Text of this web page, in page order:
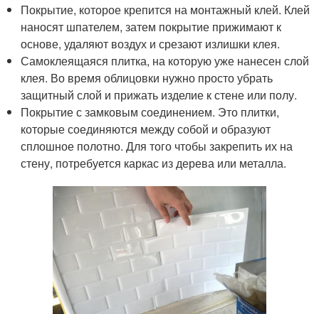
Покрытие, которое крепится на монтажный клей. Клей
наносят шпателем, затем покрытие прижимают к
основе, удаляют воздух и срезают излишки клея.
Самоклеящаяся плитка, на которую уже нанесен слой
клея. Во время облицовки нужно просто убрать
защитный слой и прижать изделие к стене или полу.
Покрытие с замковым соединением. Это плитки,
которые соединяются между собой и образуют
сплошное полотно. Для того чтобы закрепить их на
стену, потребуется каркас из дерева или металла.